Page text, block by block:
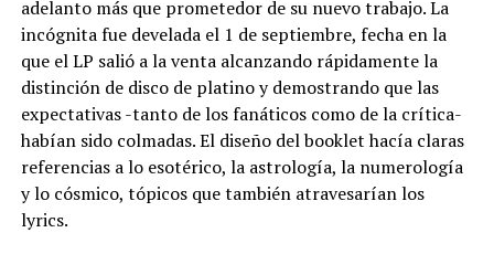
adelanto más que prometedor de su nuevo trabajo. La
incógnita fue develada el 1 de septiembre, fecha en la
que el LP salió a la venta alcanzando rápidamente la
distinción de disco de platino y demostrando que las
expectativas -tanto de los fanáticos como de la crítica-
habían sido colmadas. El diseño del booklet hacía claras
referencias a lo esotérico, la astrología, la numerología
y lo cósmico, tópicos que también atravesarían los
lyrics.